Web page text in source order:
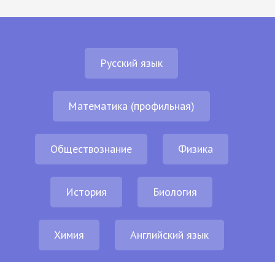
Русский язык
Математика (профильная)
Обществознание Физика
История Биология
Химия Английский язык